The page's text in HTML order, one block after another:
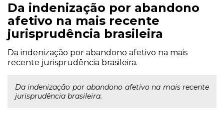
Da indenização por abandono
afetivo na mais recente
jurisprudência brasileira
Da indenização por abandono afetivo na mais
recente jurisprudência brasileira.
Da indenização por abandono afetivo na mais recente
jurisprudência brasileira.